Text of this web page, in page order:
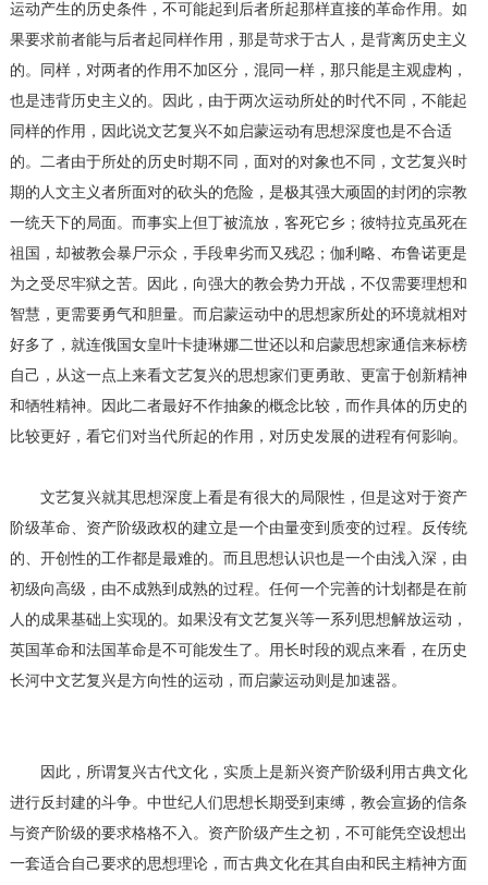
运动产生的历史条件，不可能起到后者所起那样直接的革命作用。如
果要求前者能与后者起同样作用，那是苛求于古人，是背离历史主义
的。同样，对两者的作用不加区分，混同一样，那只能是主观虚构，
也是违背历史主义的。因此，由于两次运动所处的时代不同，不能起
同样的作用，因此说文艺复兴不如启蒙运动有思想深度也是不合适
的。二者由于所处的历史时期不同，面对的对象也不同，文艺复兴时
期的人文主义者所面对的砍头的危险，是极其强大顽固的封闭的宗教
一统天下的局面。而事实上但丁被流放，客死它乡；彼特拉克虽死在
祖国，却被教会暴尸示众，手段卑劣而又残忍；伽利略、布鲁诺更是
为之受尽牢狱之苦。因此，向强大的教会势力开战，不仅需要理想和
智慧，更需要勇气和胆量。而启蒙运动中的思想家所处的环境就相对
好多了，就连俄国女皇叶卡捷琳娜二世还以和启蒙思想家通信来标榜
自己，从这一点上来看文艺复兴的思想家们更勇敢、更富于创新精神
和牺牲精神。因此二者最好不作抽象的概念比较，而作具体的历史的
比较更好，看它们对当代所起的作用，对历史发展的进程有何影响。
文艺复兴就其思想深度上看是有很大的局限性，但是这对于资产
阶级革命、资产阶级政权的建立是一个由量变到质变的过程。反传统
的、开创性的工作都是最难的。而且思想认识也是一个由浅入深，由
初级向高级，由不成熟到成熟的过程。任何一个完善的计划都是在前
人的成果基础上实现的。如果没有文艺复兴等一系列思想解放运动，
英国革命和法国革命是不可能发生了。用长时段的观点来看，在历史
长河中文艺复兴是方向性的运动，而启蒙运动则是加速器。
因此，所谓复兴古代文化，实质上是新兴资产阶级利用古典文化
进行反封建的斗争。中世纪人们思想长期受到束缚，教会宣扬的信条
与资产阶级的要求格格不入。资产阶级产生之初，不可能凭空设想出
一套适合自己要求的思想理论，而古典文化在其自由和民主精神方面